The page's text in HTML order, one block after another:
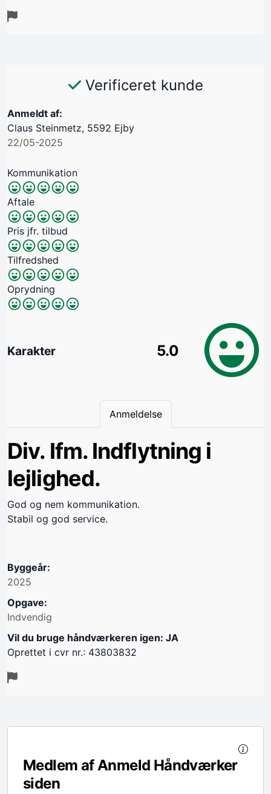
Verificeret kunde
Anmeldt af:
Claus Steinmetz, 5592 Ejby
22/05-2025
Kommunikation
Aftale
Pris jfr. tilbud
Tilfredshed
Oprydning
Karakter 5.0
Anmeldelse
Div. Ifm. Indflytning i
lejlighed.
God og nem kommunikation.
Stabil og god service.
Byggeår:
2025
Opgave:
Indvendig
Vil du bruge håndværkeren igen: JA
Oprettet i cvr nr.: 43803832
Medlem af Anmeld Håndværker
siden